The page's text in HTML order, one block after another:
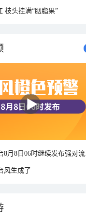
枝头挂满“胭脂果”
风生成了